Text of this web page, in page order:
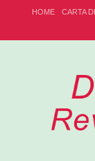
HOME CARTA